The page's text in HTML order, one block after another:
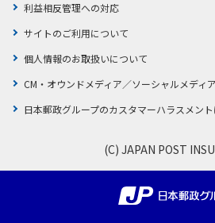
利益相反管理への対応
サイトのご利用について
個人情報のお取扱いについて
CM・オウンドメディア／ソーシャルメディア
日本郵政グループのカスタマーハラスメン
(C) JAPAN POST